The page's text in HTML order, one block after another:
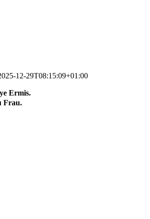
12-29T08:15:09+01:00
Ermis.
Frau.